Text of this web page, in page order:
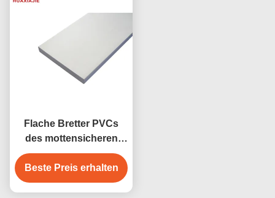
Flache Bretter PVCs
des mottensicheren
langlebigen Gutes,
weiße PVC-
Verdrängungs-Profile
Beste Preis erhalten